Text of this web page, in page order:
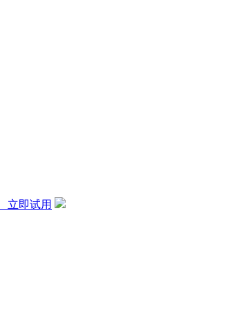
立即试用